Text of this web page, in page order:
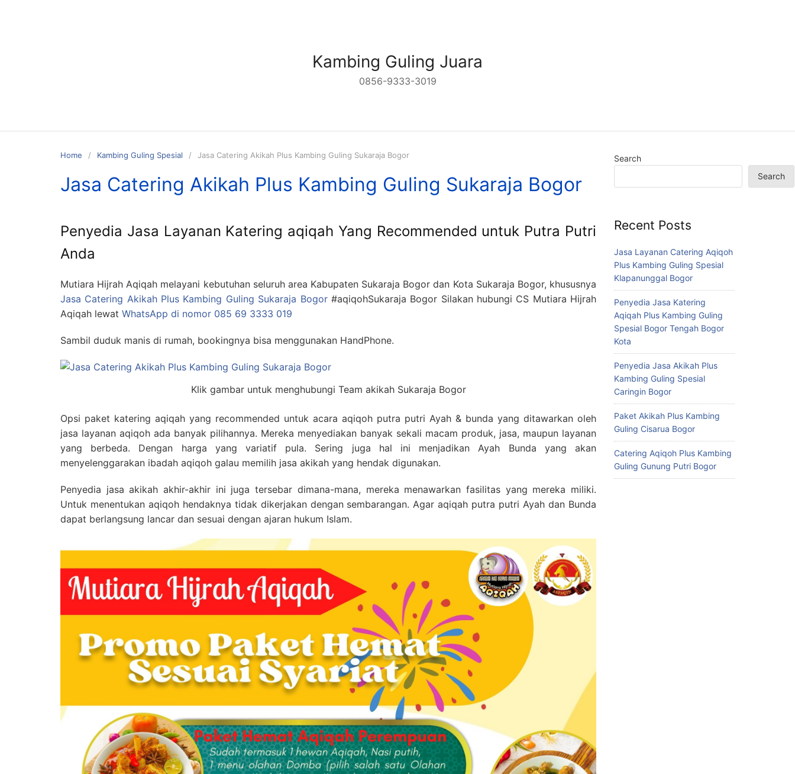
Kambing Guling Juara
0856-9333-3019
Home Kambing Guling Spesial Jasa Catering Akikah Plus Kambing Guling Sukaraja Bogor
Jasa Catering Akikah Plus Kambing Guling Sukaraja Bogor
Penyedia Jasa Layanan Katering aqiqah Yang Recommended untuk Putra Putri
Anda
Mutiara Hijrah Aqiqah melayani kebutuhan seluruh area Kabupaten Sukaraja Bogor dan Kota Sukaraja Bogor, khususnya
Jasa Catering Akikah Plus Kambing Guling Sukaraja Bogor#aqiqohSukaraja Bogor Silakan hubungi CS Mutiara Hijrah
Aqiqah lewat WhatsApp di nomor 085 69 3333 019
Sambil duduk manis di rumah, bookingnya bisa menggunakan HandPhone.
Klik gambar untuk menghubungi Team akikah Sukaraja Bogor
Opsi paket katering aqiqah yang recommended untuk acara aqiqoh putra putri Ayah & bunda yang ditawarkan oleh
jasa layanan aqiqoh ada banyak pilihannya. Mereka menyediakan banyak sekali macam produk, jasa, maupun layanan
yang berbeda. Dengan harga yang variatif pula. Sering juga hal ini menjadikan Ayah Bunda yang akan
menyelenggarakan ibadah aqiqoh galau memilih jasa akikah yang hendak digunakan.
Penyedia jasa akikah akhir-akhir ini juga tersebar dimana-mana, mereka menawarkan fasilitas yang mereka miliki.
Untuk menentukan aqiqoh hendaknya tidak dikerjakan dengan sembarangan. Agar aqiqah putra putri Ayah dan Bunda
dapat berlangsung lancar dan sesuai dengan ajaran hukum Islam.
Search
Search
Recent Posts
Jasa Layanan Catering Aqiqoh
Plus Kambing Guling Spesial
Klapanunggal Bogor
Penyedia Jasa Katering
Aqiqah Plus Kambing Guling
Spesial Bogor Tengah Bogor
Kota
Penyedia Jasa Akikah Plus
Kambing Guling Spesial
Caringin Bogor
Paket Akikah Plus Kambing
Guling Cisarua Bogor
Catering Aqiqoh Plus Kambing
Guling Gunung Putri Bogor